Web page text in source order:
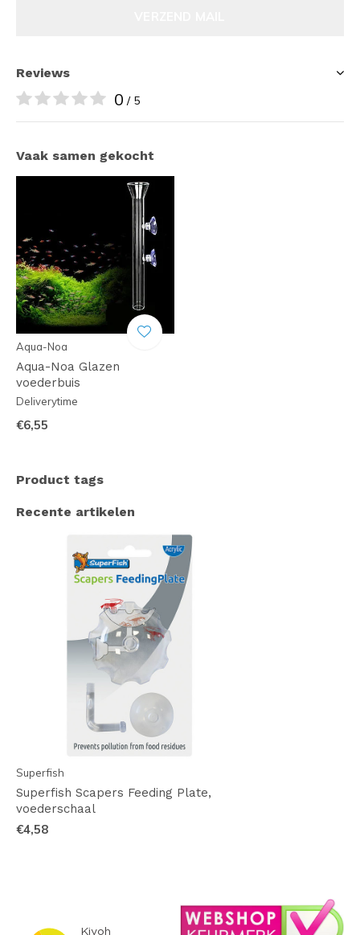
Reviews
0 / 5
Vaak samen gekocht
Aqua-Noa
Aqua-Noa Glazen
voederbuis
Deliverytime
€6,55
Product tags
Recente artikelen
Superfish
Superfish Scapers Feeding Plate,
voederschaal
€4,58